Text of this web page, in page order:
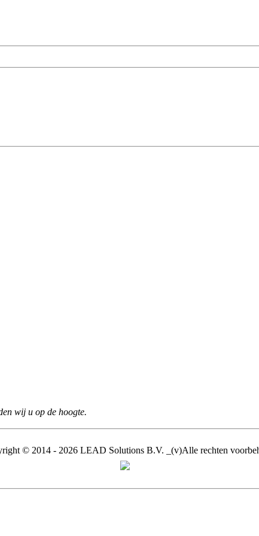
wij u op de hoogte.
© 2014 - 2026 LEAD Solutions B.V. _(v)Alle rechten